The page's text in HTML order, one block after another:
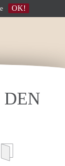
OK!